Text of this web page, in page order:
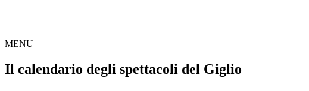
MENU
Il calendario degli spettacoli del Giglio